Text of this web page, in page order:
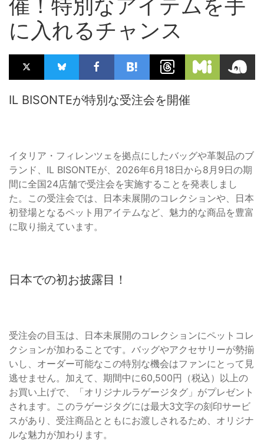
に入れるチャンス
IL BISONTEが特別な受注会を開催
イタリア・フィレンツェを拠点にしたバッグや革製品のブ
ランド、IL BISONTEが、2026年6月18日から8月9日の期
間に全国24店舗で受注会を実施することを発表しまし
た。この受注会では、日本未展開のコレクションや、日本
初登場となるペット用アイテムなど、魅力的な商品を豊富
に取り揃えています。
日本での初お披露目！
受注会の目玉は、日本未展開のコレクションにペットコレ
クションが加わることです。バッグやアクセサリーが勢揃
いし、オーダー可能なこの特別な機会はファンにとって見
逃せません。加えて、期間中に60,500円（税込）以上の
お買い上げで、「オリジナルラゲージタグ」がプレゼント
されます。このラゲージタグには最大3文字の刻印サービ
スがあり、受注商品とともにお渡しされるため、オリジナ
ルな魅力が加わります。